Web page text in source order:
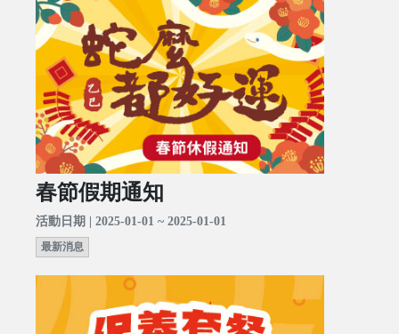
春節假期通知
活動日期 | 2025-01-01 ~ 2025-01-01
最新消息